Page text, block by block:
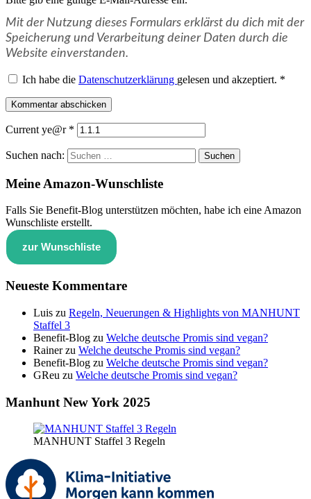
Mit der Nutzung dieses Formulars erklärst du dich mit der
Speicherung und Verarbeitung deiner Daten durch die
Website einverstanden.
Ich habe die Datenschutzerklärung gelesen und akzeptiert. *
Kommentar abschicken
Current ye@r *
Suchen nach:
Meine Amazon-Wunschliste
Falls Sie Benefit-Blog unterstützen möchten, habe ich eine Amazon
Wunschliste erstellt.
zur Wunschliste
Neueste Kommentare
Luis zu Regeln, Neuerungen & Highlights von MANHUNT
Staffel 3
Benefit-Blog zu Welche deutsche Promis sind vegan?
Rainerzu Welche deutsche Promis sind vegan?
Benefit-Blog zu Welche deutsche Promis sind vegan?
GReu zu Welche deutsche Promis sind vegan?
Manhunt New York 2025
MANHUNT Staffel 3 Regeln